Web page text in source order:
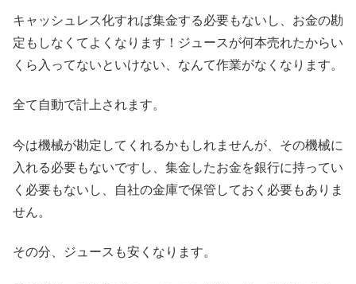
キャッシュレス化すれば集金する必要もないし、お金の勘
定もしなくてよくなります！ジュースが何本売れたからい
くら入ってないといけない、なんて作業がなくなります。
全て自動で計上されます。
今は機械が勘定してくれるかもしれませんが、その機械に
入れる必要もないですし、集金したお金を銀行に持ってい
く必要もないし、自社の金庫で保管しておく必要もありま
せん。
その分、ジュースも安くなります。